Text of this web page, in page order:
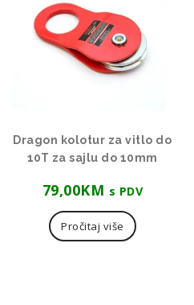
Dragon kolotur za vitlo do
10T za sajlu do 10mm
79,00KM s PDV
Pročitaj više